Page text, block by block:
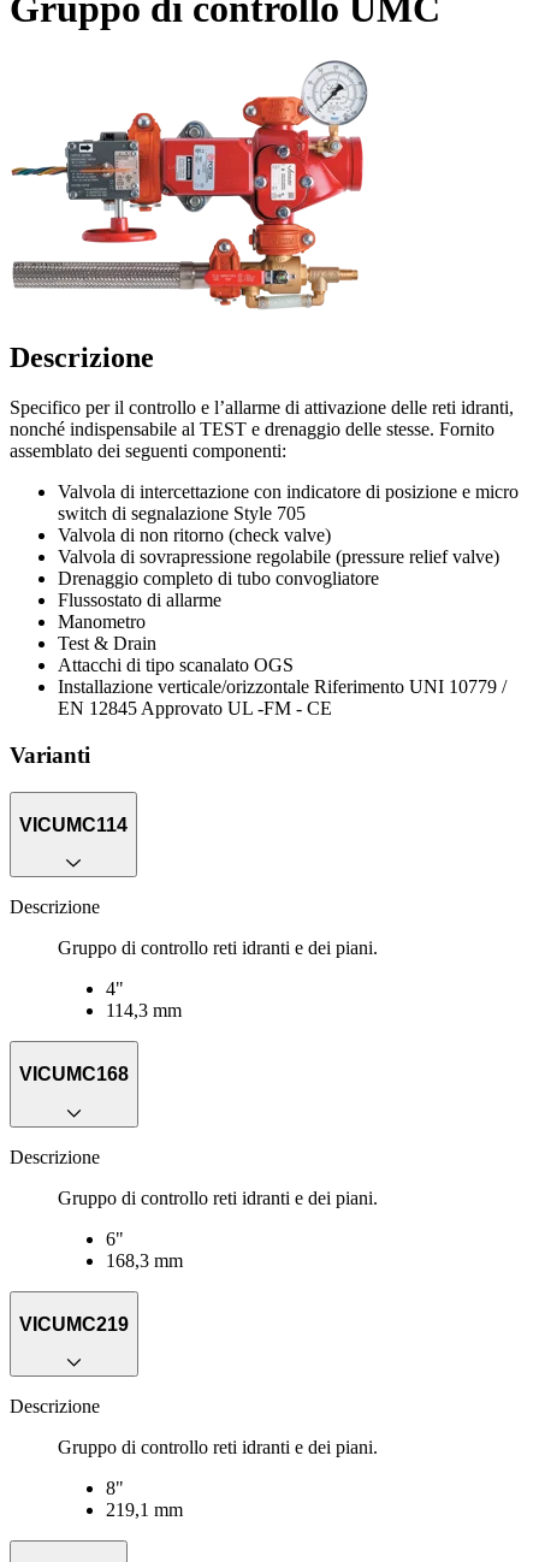
Gruppo di controllo UMC
Descrizione
Specifico per il controllo e l’allarme di attivazione delle reti idranti,
nonché indispensabile al TEST e drenaggio delle stesse. Fornito
assemblato dei seguenti componenti:
Valvola di intercettazione con indicatore di posizione e micro
switch di segnalazione Style 705
Valvola di non ritorno (check valve)
Valvola di sovrapressione regolabile (pressure relief valve)
Drenaggio completo di tubo convogliatore
Flussostato di allarme
Manometro
Test & Drain
Attacchi di tipo scanalato OGS
Installazione verticale/orizzontale Riferimento UNI 10779 /
EN 12845 Approvato UL -FM - CE
Varianti
VICUMC114
Descrizione
Gruppo di controllo reti idranti e dei piani.
4"
114,3 mm
VICUMC168
Descrizione
Gruppo di controllo reti idranti e dei piani.
6"
168,3 mm
VICUMC219
Descrizione
Gruppo di controllo reti idranti e dei piani.
8"
219,1 mm